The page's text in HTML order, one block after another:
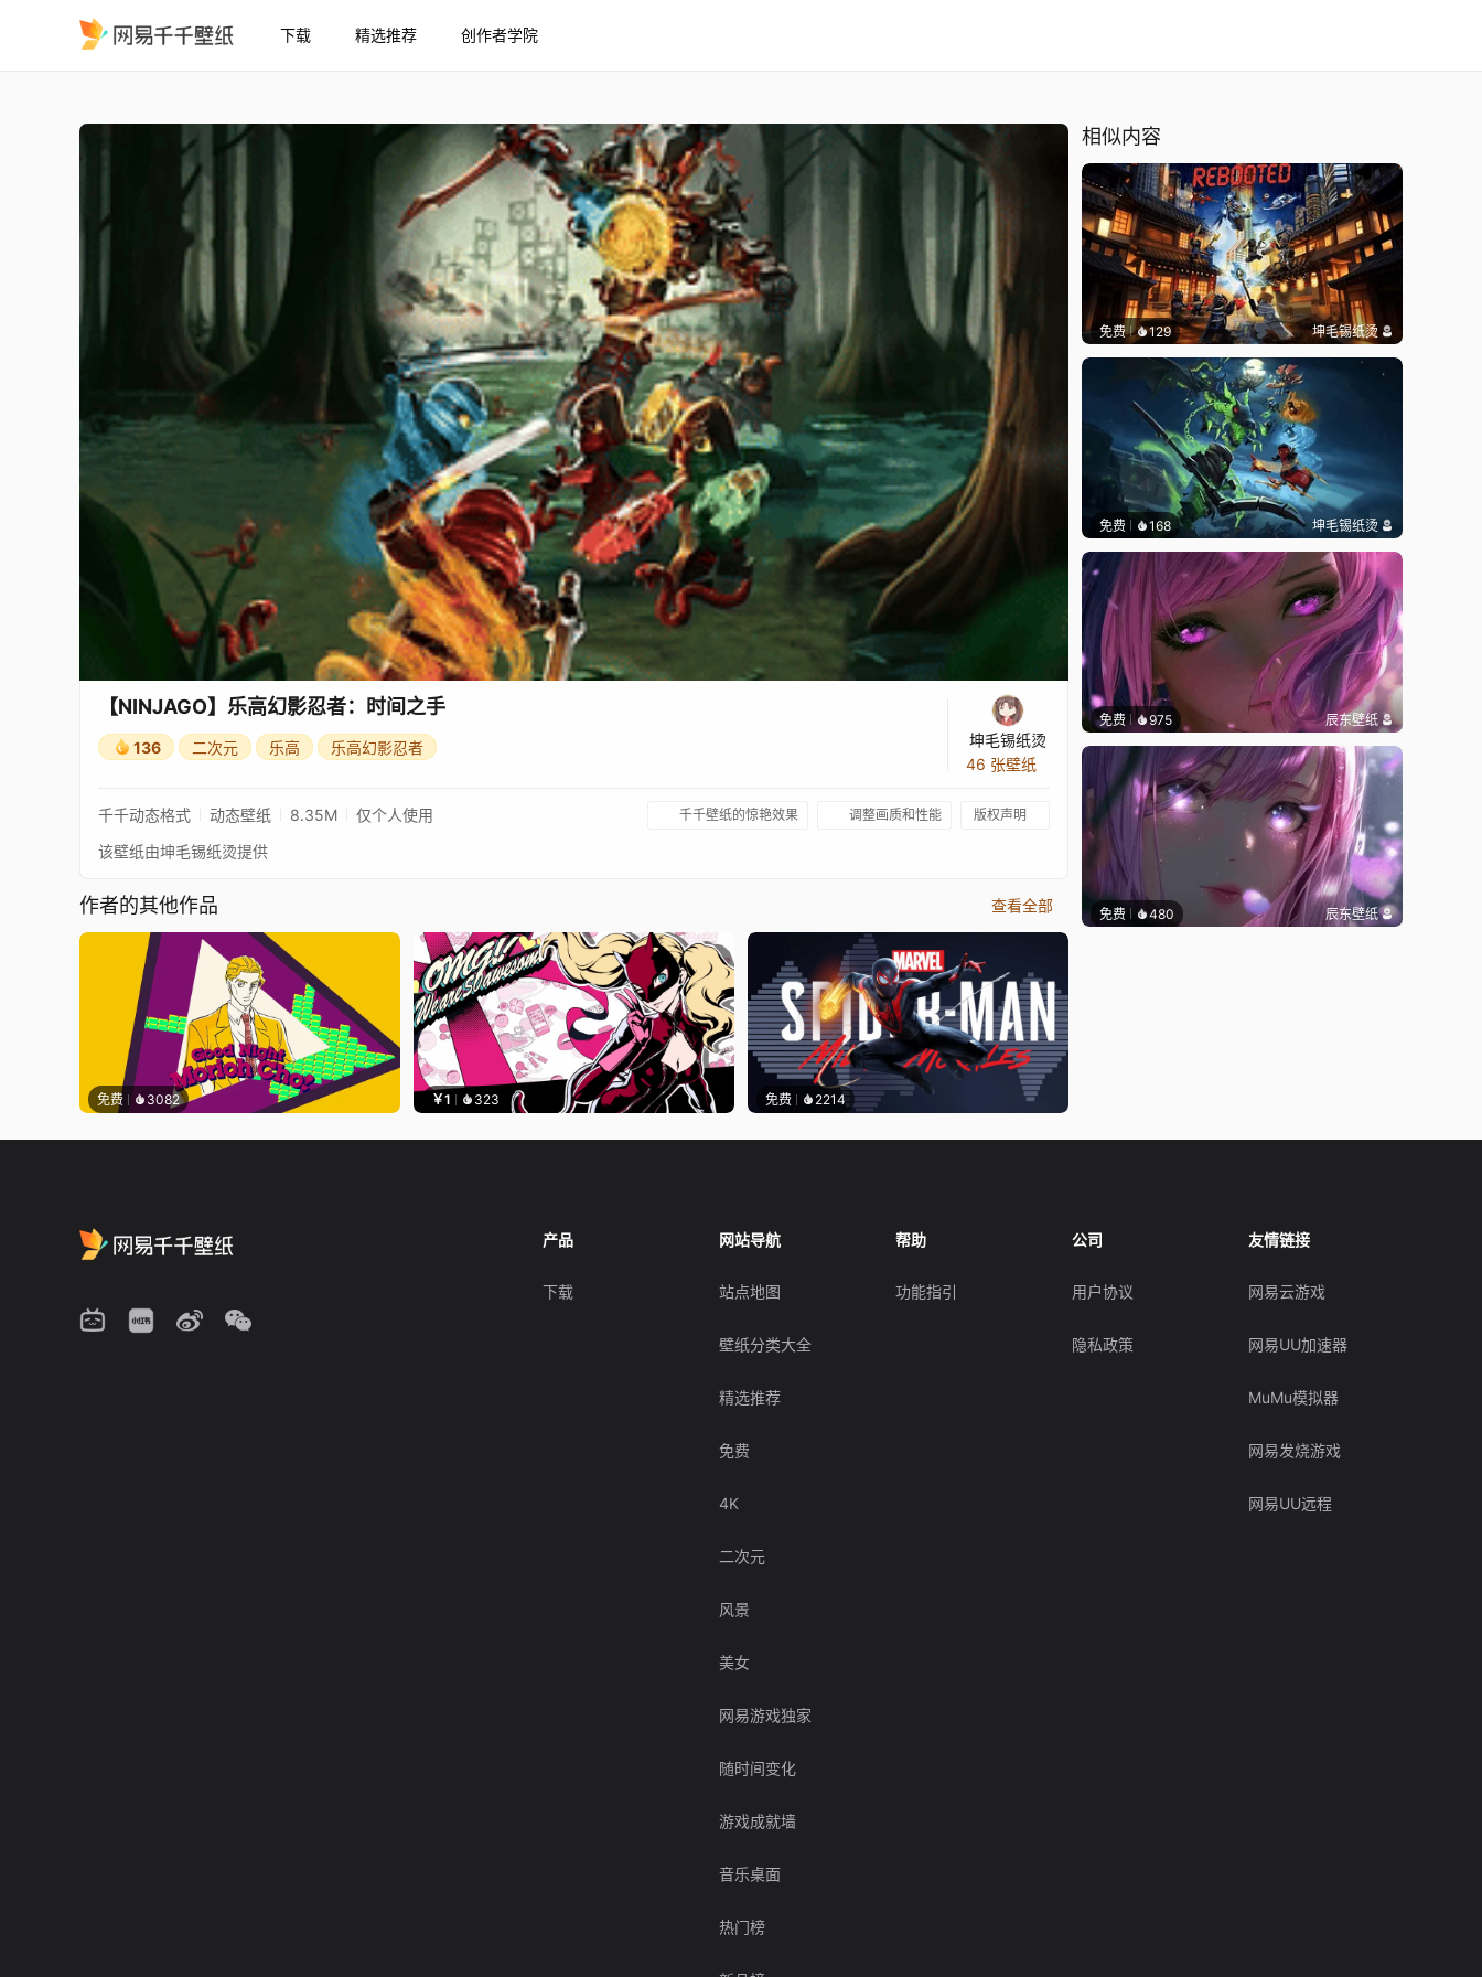
下载 精选推荐 创作者学院
【NINJAGO】乐高幻影忍者：时间之手
136 二次元 乐高 乐高幻影忍者
坤毛锡纸烫
46 张壁纸
千千动态格式 动态壁纸 8.35M 仅个人使用 千千壁纸的惊艳效果 调整画质和性能 版权声明
该壁纸由坤毛锡纸烫提供
作者的其他作品 查看全部
免费 3082 ￥1 323 免费 2214
相似内容
免费 129 坤毛锡纸烫
免费 168 坤毛锡纸烫
免费 975 辰东壁纸
免费 480 辰东壁纸
产品
下载
网站导航
站点地图
壁纸分类大全
精选推荐
免费
4K
二次元
风景
美女
网易游戏独家
随时间变化
游戏成就墙
音乐桌面
热门榜
帮助
功能指引
公司
用户协议
隐私政策
友情链接
网易云游戏
网易UU加速器
MuMu模拟器
网易发烧游戏
网易UU远程